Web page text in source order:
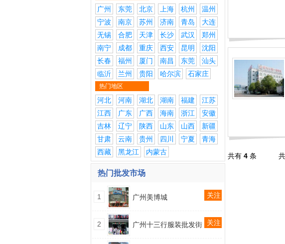
广州 东莞 北京 上海 杭州
温州
宁波
南京 苏州 济南 青岛
大连
无锡
合肥 天津 长沙 武汉
郑州
南宁
成都 重庆 西安 昆明
沈阳
长春
福州 厦门 南昌 东莞
汕头
临沂
兰州 贵阳 哈尔滨 石家庄
热门地区
河北 河南 湖北 湖南 福建
江苏
江西
广东 广西 海南 浙江
安徽
吉林
辽宁 陕西 山东 山西
新疆
甘肃
云南 贵州 四川 宁夏
青海
西藏
黑龙江 内蒙古
热门批发市场
1 广州美博城 关注
2 广州十三行服装批发街 关注
共有 4 条 共